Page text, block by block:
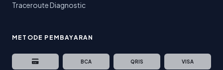
Traceroute Diagnostic
METODE PEMBAYARAN
BCA QRIS VISA